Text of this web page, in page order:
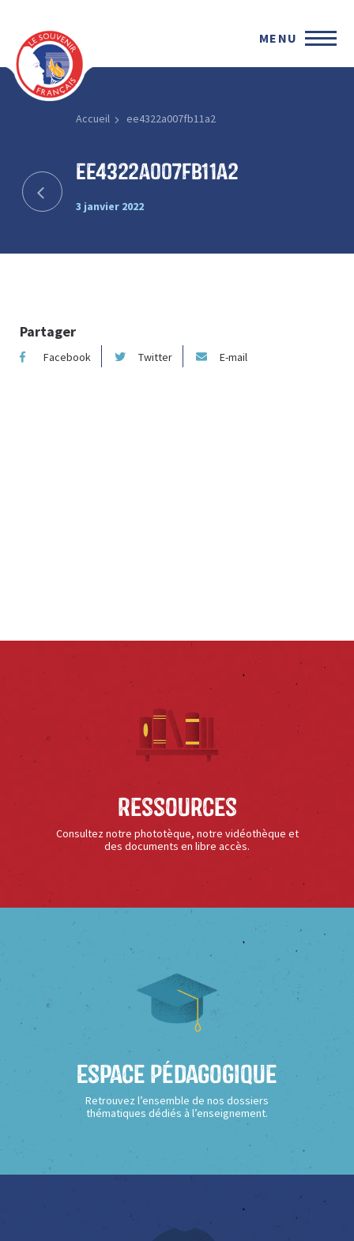
MENU
Accueil ee4322a007fb11a2
ee4322a007fb11a2
3 janvier 2022
Partager
Facebook Twitter E-mail
Ressources
Consultez notre phototèque, notre vidéothèque et
des documents en libre accès.
Espace Pédagogique
Retrouvez l’ensemble de nos dossiers
thématiques dédiés à l’enseignement.